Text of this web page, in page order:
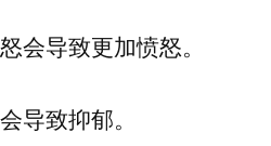
会导致更加愤怒。
导致抑郁。